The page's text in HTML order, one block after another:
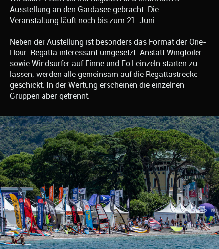
Ausstellung an den Gardasee gebracht. Die
Veranstaltung läuft noch bis zum 21. Juni.
Neben der Austellung ist besonders das Format der One-
Hour-Regatta interessant umgesetzt. Anstatt Wingfoiler
sowie Windsurfer auf Finne und Foil einzeln starten zu
lassen, werden alle gemeinsam auf die Regattastrecke
geschickt. In der Wertung erscheinen die einzelnen
Gruppen aber getrennt.